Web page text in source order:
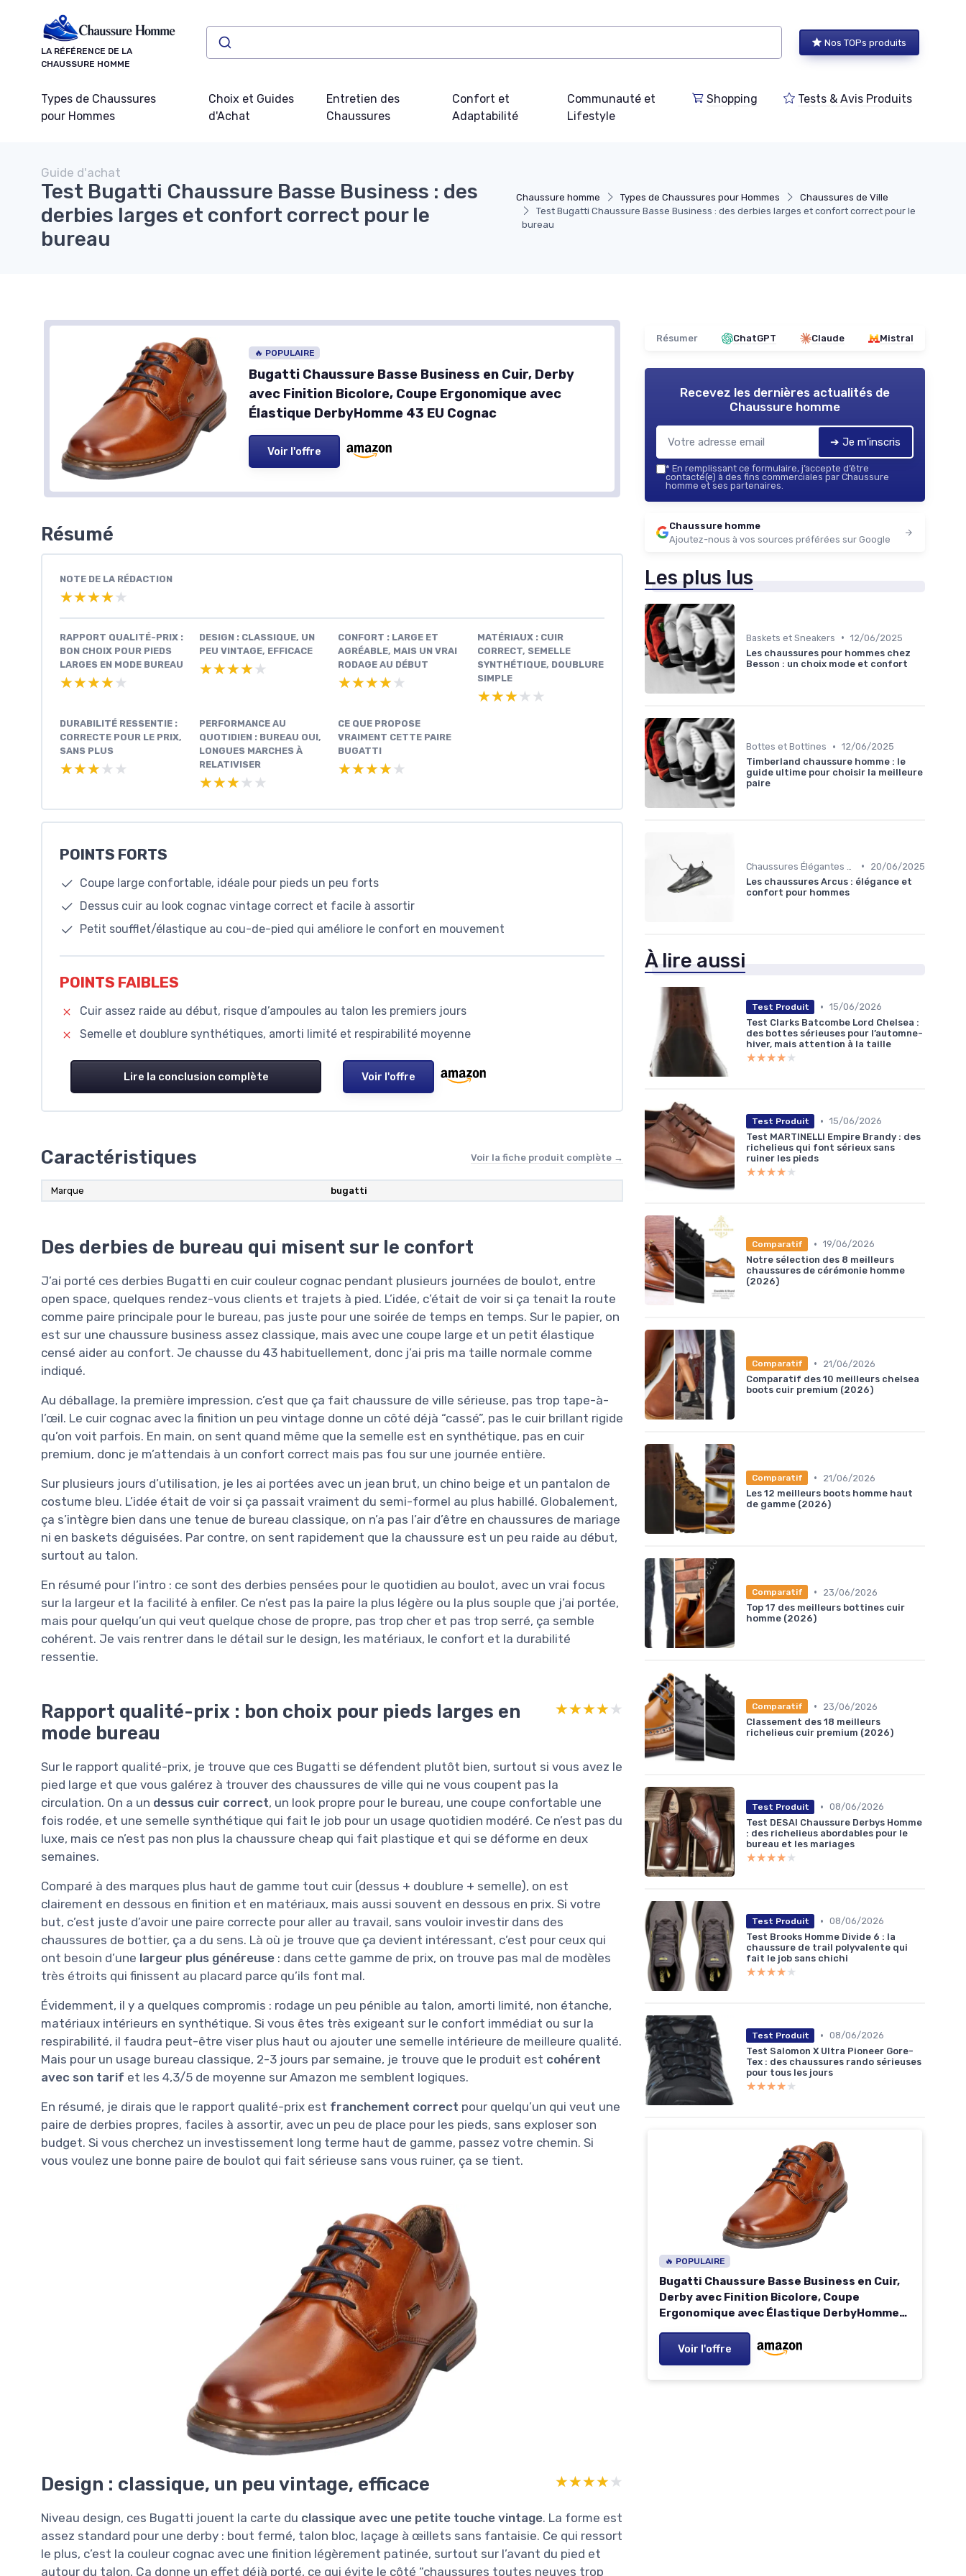
LA RÉFÉRENCE DE LA
CHAUSSURE HOMME
Nos TOPs produits
Types de Chaussures
pour Hommes
Choix et Guides
d'Achat
Entretien des
Chaussures
Confort et
Adaptabilité
Communauté et
Lifestyle
Shopping Tests & Avis Produits
Chaussure homme Types de Chaussures pour Hommes
Chaussures de Ville
Test Bugatti Chaussure Basse Business : des derbies larges et confort correct pour le
bureau
Guide d'achat
Test Bugatti Chaussure Basse Business : des
derbies larges et confort correct pour le
bureau
🔥 POPULAIRE
Bugatti Chaussure Basse Business en Cuir, Derby
avec Finition Bicolore, Coupe Ergonomique avec
Élastique DerbyHomme 43 EU Cognac
Voir l'offre
Résumé
NOTE DE LA RÉDACTION
★★★★★
★★★★★
RAPPORT QUALITÉ-PRIX :
BON CHOIX POUR PIEDS
LARGES EN MODE BUREAU
★★★★★
★★★★★
DESIGN : CLASSIQUE, UN
PEU VINTAGE, EFFICACE
★★★★★
★★★★★
CONFORT : LARGE ET
AGRÉABLE, MAIS UN VRAI
RODAGE AU DÉBUT
★★★★★
★★★★★
MATÉRIAUX : CUIR
CORRECT, SEMELLE
SYNTHÉTIQUE, DOUBLURE
SIMPLE
★★★★★
★★★★★
DURABILITÉ RESSENTIE :
CORRECTE POUR LE PRIX,
SANS PLUS
★★★★★
★★★★★
PERFORMANCE AU
QUOTIDIEN : BUREAU OUI,
LONGUES MARCHES À
RELATIVISER
★★★★★
★★★★★
CE QUE PROPOSE
VRAIMENT CETTE PAIRE
BUGATTI
★★★★★
★★★★★
POINTS FORTS
Coupe large confortable, idéale pour pieds un peu forts
Dessus cuir au look cognac vintage correct et facile à assortir
Petit soufflet/élastique au cou-de-pied qui améliore le confort en mouvement
POINTS FAIBLES
Cuir assez raide au début, risque d’ampoules au talon les premiers jours
Semelle et doublure synthétiques, amorti limité et respirabilité moyenne
Lire la conclusion complète Voir l'offre
Caractéristiques Voir la fiche produit complète →
Marque bugatti
Des derbies de bureau qui misent sur le confort
J’ai porté ces derbies Bugatti en cuir couleur cognac pendant plusieurs journées de boulot, entre
open space, quelques rendez-vous clients et trajets à pied. L’idée, c’était de voir si ça tenait la route
comme paire principale pour le bureau, pas juste pour une soirée de temps en temps. Sur le papier, on
est sur une chaussure business assez classique, mais avec une coupe large et un petit élastique
censé aider au confort. Je chausse du 43 habituellement, donc j’ai pris ma taille normale comme
indiqué.
Au déballage, la première impression, c’est que ça fait chaussure de ville sérieuse, pas trop tape-à-
l’œil. Le cuir cognac avec la finition un peu vintage donne un côté déjà “cassé”, pas le cuir brillant rigide
qu’on voit parfois. En main, on sent quand même que la semelle est en synthétique, pas en cuir
premium, donc je m’attendais à un confort correct mais pas fou sur une journée entière.
Sur plusieurs jours d’utilisation, je les ai portées avec un jean brut, un chino beige et un pantalon de
costume bleu. L’idée était de voir si ça passait vraiment du semi-formel au plus habillé. Globalement,
ça s’intègre bien dans une tenue de bureau classique, on n’a pas l’air d’être en chaussures de mariage
ni en baskets déguisées. Par contre, on sent rapidement que la chaussure est un peu raide au début,
surtout au talon.
En résumé pour l’intro : ce sont des derbies pensées pour le quotidien au boulot, avec un vrai focus
sur la largeur et la facilité à enfiler. Ce n’est pas la paire la plus légère ou la plus souple que j’ai portée,
mais pour quelqu’un qui veut quelque chose de propre, pas trop cher et pas trop serré, ça semble
cohérent. Je vais rentrer dans le détail sur le design, les matériaux, le confort et la durabilité
ressentie.
Rapport qualité-prix : bon choix pour pieds larges en
mode bureau
★★★★★
★★★★★
Sur le rapport qualité-prix, je trouve que ces Bugatti se défendent plutôt bien, surtout si vous avez le
pied large et que vous galérez à trouver des chaussures de ville qui ne vous coupent pas la
circulation. On a un dessus cuir correct, un look propre pour le bureau, une coupe confortable une
fois rodée, et une semelle synthétique qui fait le job pour un usage quotidien modéré. Ce n’est pas du
luxe, mais ce n’est pas non plus la chaussure cheap qui fait plastique et qui se déforme en deux
semaines.
Comparé à des marques plus haut de gamme tout cuir (dessus + doublure + semelle), on est
clairement en dessous en finition et en matériaux, mais aussi souvent en dessous en prix. Si votre
but, c’est juste d’avoir une paire correcte pour aller au travail, sans vouloir investir dans des
chaussures de bottier, ça a du sens. Là où je trouve que ça devient intéressant, c’est pour ceux qui
ont besoin d’une largeur plus généreuse : dans cette gamme de prix, on trouve pas mal de modèles
très étroits qui finissent au placard parce qu’ils font mal.
Évidemment, il y a quelques compromis : rodage un peu pénible au talon, amorti limité, non étanche,
matériaux intérieurs en synthétique. Si vous êtes très exigeant sur le confort immédiat ou sur la
respirabilité, il faudra peut-être viser plus haut ou ajouter une semelle intérieure de meilleure qualité.
Mais pour un usage bureau classique, 2-3 jours par semaine, je trouve que le produit est cohérent
avec son tarif et les 4,3/5 de moyenne sur Amazon me semblent logiques.
En résumé, je dirais que le rapport qualité-prix est franchement correct pour quelqu’un qui veut une
paire de derbies propres, faciles à assortir, avec un peu de place pour les pieds, sans exploser son
budget. Si vous cherchez un investissement long terme haut de gamme, passez votre chemin. Si
vous voulez une bonne paire de boulot qui fait sérieuse sans vous ruiner, ça se tient.
Design : classique, un peu vintage, efficace ★★★★★
★★★★★
Niveau design, ces Bugatti jouent la carte du classique avec une petite touche vintage. La forme est
assez standard pour une derby : bout fermé, talon bloc, laçage à œillets sans fantaisie. Ce qui ressort
le plus, c’est la couleur cognac avec une finition légèrement patinée, surtout sur l’avant du pied et
autour du talon. Ça donne un effet déjà porté, ce qui évite le côté “chaussures toutes neuves trop
Résumer ChatGPT Claude Mistral
Recevez les dernières actualités de
Chaussure homme
➔ Je m'inscris
* En remplissant ce formulaire, j’accepte d’être
contacté(e) à des fins commerciales par Chaussure
homme et ses partenaires.
Chaussure homme
Ajoutez-nous à vos sources préférées sur Google
Les plus lus
Baskets et Sneakers • 12/06/2025
Les chaussures pour hommes chez
Besson : un choix mode et confort
Bottes et Bottines • 12/06/2025
Timberland chaussure homme : le
guide ultime pour choisir la meilleure
paire
•
20/06/2025
Les chaussures Arcus : élégance et
confort pour hommes
À lire aussi
Test Produit • 15/06/2026
Test Clarks Batcombe Lord Chelsea :
des bottes sérieuses pour l’automne-
hiver, mais attention à la taille
★★★★★
★★★★★
Test Produit • 15/06/2026
Test MARTINELLI Empire Brandy : des
richelieus qui font sérieux sans
ruiner les pieds
★★★★★
★★★★★
Comparatif • 19/06/2026
Notre sélection des 8 meilleurs
chaussures de cérémonie homme
(2026)
Comparatif •
21/06/2026
Comparatif des 10 meilleurs chelsea
boots cuir premium (2026)
Comparatif •
21/06/2026
Les 12 meilleurs boots homme haut
de gamme (2026)
Comparatif •
23/06/2026
Top 17 des meilleurs bottines cuir
homme (2026)
Comparatif •
23/06/2026
Classement des 18 meilleurs
richelieus cuir premium (2026)
Test Produit • 08/06/2026
Test DESAI Chaussure Derbys Homme
: des richelieus abordables pour le
bureau et les mariages
★★★★★
★★★★★
Test Produit • 08/06/2026
Test Brooks Homme Divide 6 : la
chaussure de trail polyvalente qui
fait le job sans chichi
★★★★★
★★★★★
Test Produit • 08/06/2026
Test Salomon X Ultra Pioneer Gore-
Tex : des chaussures rando sérieuses
pour tous les jours
★★★★★
★★★★★
🔥 POPULAIRE
Bugatti Chaussure Basse Business en Cuir,
Derby avec Finition Bicolore, Coupe
Ergonomique avec Élastique DerbyHomme
Voir l'offre